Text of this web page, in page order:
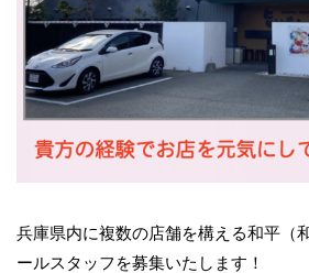
兵庫県内に複数の店舗を構える和平（
ールスタッフを募集いたします！